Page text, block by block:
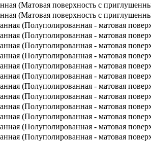
(Матовая поверхность с
(Матовая поверхность с
(Полуполированная - матовая
(Полуполированная - матовая
(Полуполированная - матовая
(Полуполированная - матовая
(Полуполированная - матовая
(Полуполированная - матовая
(Полуполированная - матовая
(Полуполированная - матовая
(Полуполированная - матовая
(Полуполированная - матовая
(Полуполированная - матовая
(Полуполированная - матовая